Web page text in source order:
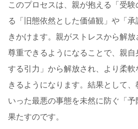
このプロセスは、親が抱える「受
る「旧態依然とした価値観」や「
きかけます。親がストレスから解
尊重できるようになることで、親自
する引力」から解放され、より柔
きるようになります。結果として
いった最悪の事態を未然に防ぐ「
果たすのです。